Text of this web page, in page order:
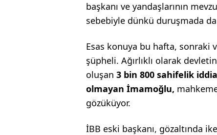
başkanı ve yandaşlarının
sebebiyle dünkü duruşmada
Esas konuya bu hafta,
şüpheli. Ağırlıklı olarak
oluşan 3 bin 800 sahifelik
olmayan İmamoğlu,
gözüküyor.
İBB eski başkanı, gözaltında